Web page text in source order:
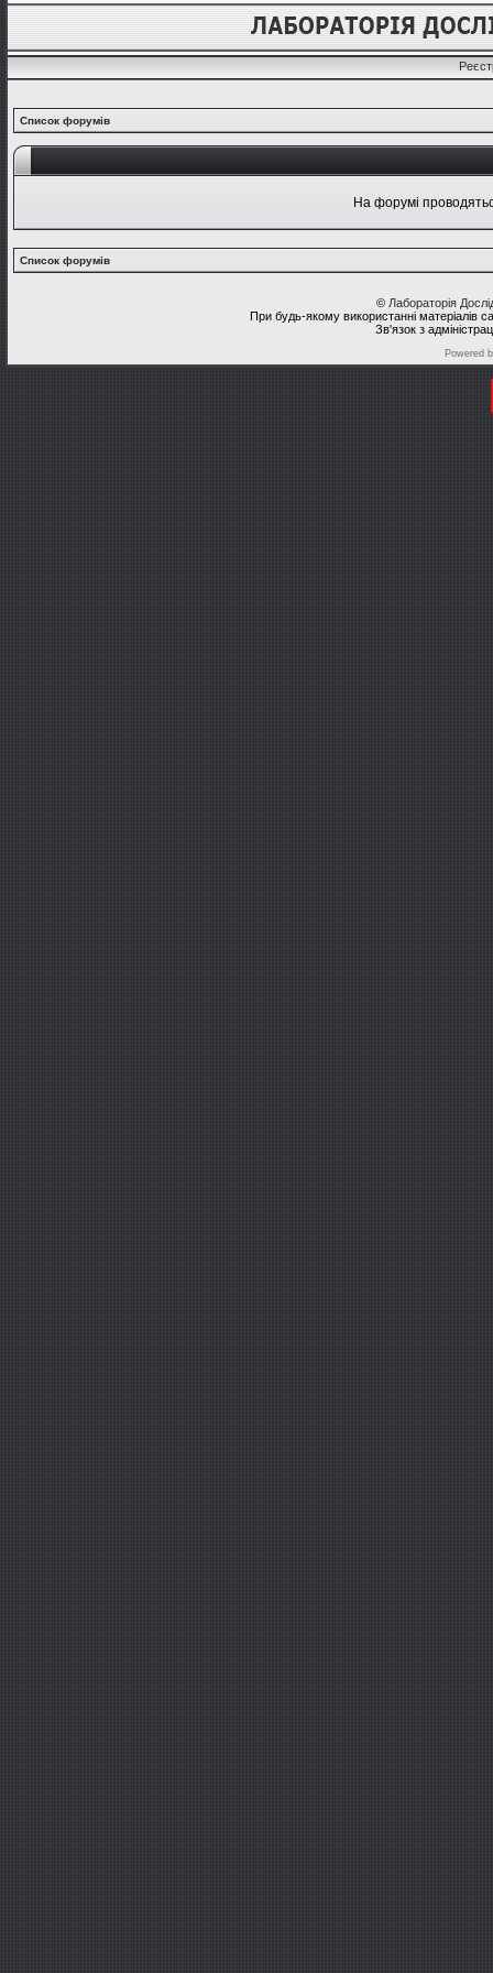
Список форумів
На форумі
Список форумів
© Лабораторія
При будь-якому використанні матеріалів
Зв'язок з
Powered